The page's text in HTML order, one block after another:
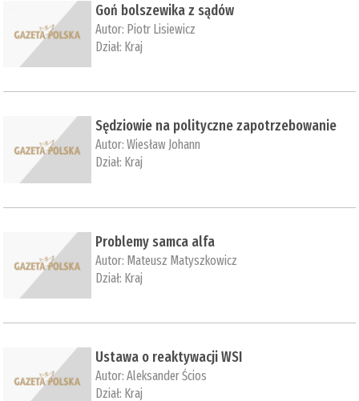
Goń bolszewika z sądów
Autor: Piotr Lisiewicz
Dział: Kraj
Sędziowie na polityczne zapotrzebowanie
Autor:Wiesław Johann
Dział: Kraj
Problemy samca alfa
Autor: Mateusz Matyszkowicz
Dział: Kraj
Ustawa o reaktywacji WSI
Autor:Aleksander Ścios
Dział: Kraj